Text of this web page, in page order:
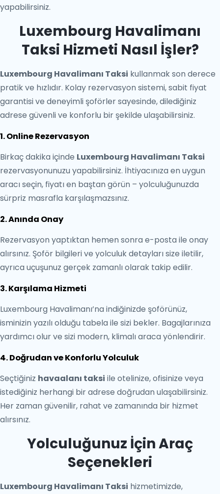
yapabilirsiniz.
Luxembourg Havalimanı
Taksi Hizmeti Nasıl İşler?
Luxembourg Havalimanı Taksi kullanmak son derece
pratik ve hızlıdır. Kolay rezervasyon sistemi, sabit fiyat
garantisi ve deneyimli şoförler sayesinde, dilediğiniz
adrese güvenli ve konforlu bir şekilde ulaşabilirsiniz.
1. Online Rezervasyon
Birkaç dakika içinde Luxembourg Havalimanı Taksi
rezervasyonunuzu yapabilirsiniz. İhtiyacınıza en uygun
aracı seçin, fiyatı en baştan görün – yolculuğunuzda
sürpriz masrafla karşılaşmazsınız.
2. Anında Onay
Rezervasyon yaptıktan hemen sonra e-posta ile onay
alırsınız. Şoför bilgileri ve yolculuk detayları size iletilir,
ayrıca uçuşunuz gerçek zamanlı olarak takip edilir.
3. Karşılama Hizmeti
Luxembourg Havalimanı’na indiğinizde şoförünüz,
isminizin yazılı olduğu tabela ile sizi bekler. Bagajlarınıza
yardımcı olur ve sizi modern, klimalı araca yönlendirir.
4. Doğrudan ve Konforlu Yolculuk
Seçtiğiniz havaalanı taksi ile otelinize, ofisinize veya
istediğiniz herhangi bir adrese doğrudan ulaşabilirsiniz.
Her zaman güvenilir, rahat ve zamanında bir hizmet
alırsınız.
Yolculuğunuz İçin Araç
Seçenekleri
Luxembourg Havalimanı Taksi hizmetimizde,